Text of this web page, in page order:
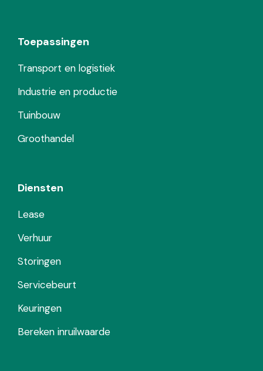
Toepassingen
Transport en logistiek
Industrie en productie
Tuinbouw
Groothandel
Diensten
Lease
Verhuur
Storingen
Servicebeurt
Keuringen
Bereken inruilwaarde